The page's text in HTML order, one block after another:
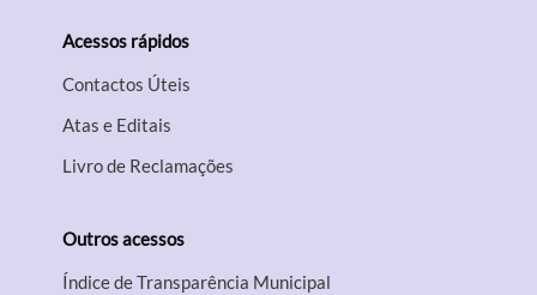
Acessos rápidos
Contactos Úteis
Atas e Editais
Livro de Reclamações
Outros acessos
Índice de Transparência Municipal